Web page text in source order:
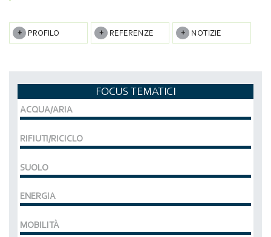
PROFILO REFERENZE NOTIZIE
FOCUS TEMATICI
ACQUA/ARIA
RIFIUTI/RICICLO
SUOLO
ENERGIA
MOBILITÀ